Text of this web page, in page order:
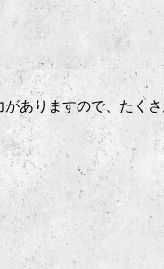
ありますので、たく